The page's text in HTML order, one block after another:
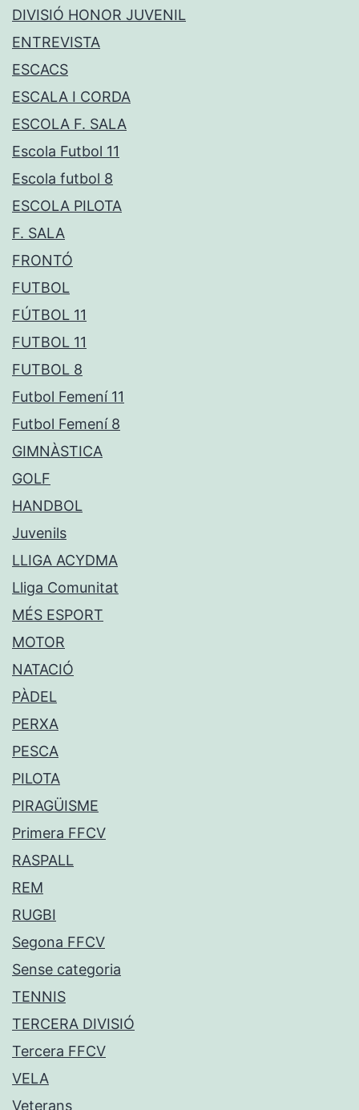
DIVISIÓ HONOR JUVENIL
ENTREVISTA
ESCACS
ESCALA I CORDA
ESCOLA F. SALA
Escola Futbol 11
Escola futbol 8
ESCOLA PILOTA
F. SALA
FRONTÓ
FUTBOL
FÚTBOL 11
FUTBOL 11
FUTBOL 8
Futbol Femení 11
Futbol Femení 8
GIMNÀSTICA
GOLF
HANDBOL
Juvenils
LLIGA ACYDMA
Lliga Comunitat
MÉS ESPORT
MOTOR
NATACIÓ
PÀDEL
PERXA
PESCA
PILOTA
PIRAGÜISME
Primera FFCV
RASPALL
REM
RUGBI
Segona FFCV
Sense categoria
TENNIS
TERCERA DIVISIÓ
Tercera FFCV
VELA
Veterans